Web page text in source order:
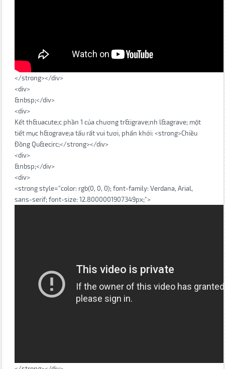
</strong></div>
<div>
&nbsp;</div>
<div>
Kết th&uacute;c phần 1 của chương tr&igrave;nh l&agrave; một
tiết mục h&ograve;a tấu rất vui tươi, phấn khởi: <strong>Chiều
Đồng Qu&ecirc;</strong></div>
<div>
&nbsp;</div>
<div>
<strong style="color: rgb(0, 0, 0); font-family: Verdana, Arial,
sans-serif; font-size: 12.8000001907349px;">